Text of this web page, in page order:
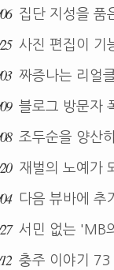
집단 지성을 품
사진 편집이
짜증나는 리얼
블로그 방문자
조두순을 양산
재벌의 노예가
다음 뷰바에 추
서민 없는 'MB
충주 이야기